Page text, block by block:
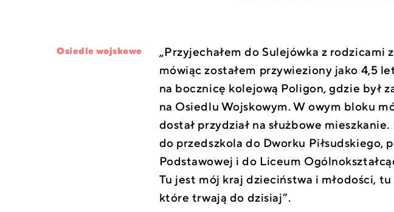
„Przyjechałem do Sulejówka z rodzicami
mówiąc zostałem przywieziony jako 4,5
na bocznicę kolejową Poligon, gdzie był
na Osiedlu Wojskowym. W owym bloku
dostał przydział na służbowe
do przedszkola do Dworku Piłsudskiego,
Podstawowej i do Liceum
Tu jest mój kraj dzieciństwa i młodości,
które trwają do dzisiaj”.
Osiedle wojskowe